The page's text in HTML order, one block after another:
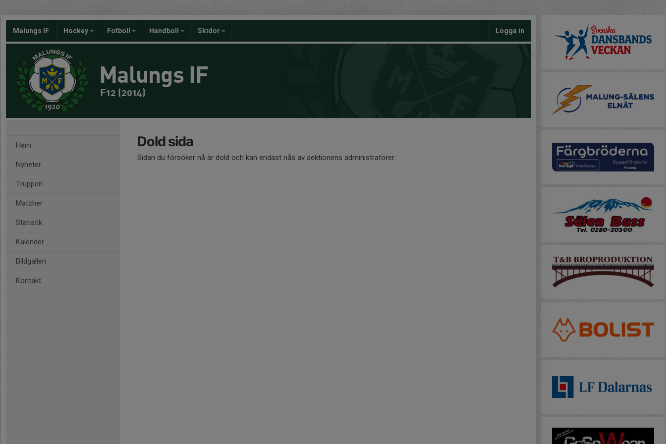
Malungs IF Hockey Fotboll Handboll Skidor Logga in
Malungs IF
F12 (2014)
Hem
Nyheter
Truppen
Matcher
Statistik
Kalender
Bildgalleri
Kontakt
Dold sida
Sidan du försöker nå är dold och kan endast nås av sektionens administratörer.